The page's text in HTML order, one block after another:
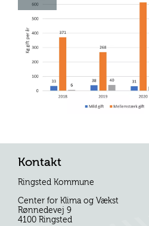
Kontakt
Ringsted Kommune
Center for Klima og Vækst
Rønnedevej 9
4100 Ringsted